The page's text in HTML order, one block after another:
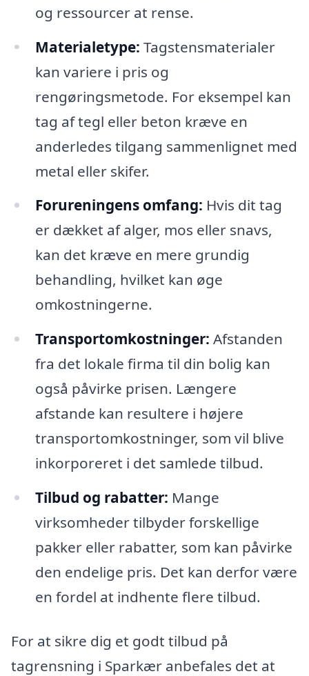
og ressourcer at rense.
Materialetype: Tagstensmaterialer
kan variere i pris og
rengøringsmetode. For eksempel kan
tag af tegl eller beton kræve en
anderledes tilgang sammenlignet med
metal eller skifer.
Forureningens omfang: Hvis dit tag
er dækket af alger, mos eller snavs,
kan det kræve en mere grundig
behandling, hvilket kan øge
omkostningerne.
Transportomkostninger: Afstanden
fra det lokale firma til din bolig kan
også påvirke prisen. Længere
afstande kan resultere i højere
transportomkostninger, som vil blive
inkorporeret i det samlede tilbud.
Tilbud og rabatter: Mange
virksomheder tilbyder forskellige
pakker eller rabatter, som kan påvirke
den endelige pris. Det kan derfor være
en fordel at indhente flere tilbud.
For at sikre dig et godt tilbud på
tagrensning i Sparkær anbefales det at